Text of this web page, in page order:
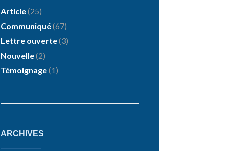
Article(25)
Communiqué(67)
Lettre ouverte(3)
Nouvelle(2)
Témoignage(1)
ARCHIVES